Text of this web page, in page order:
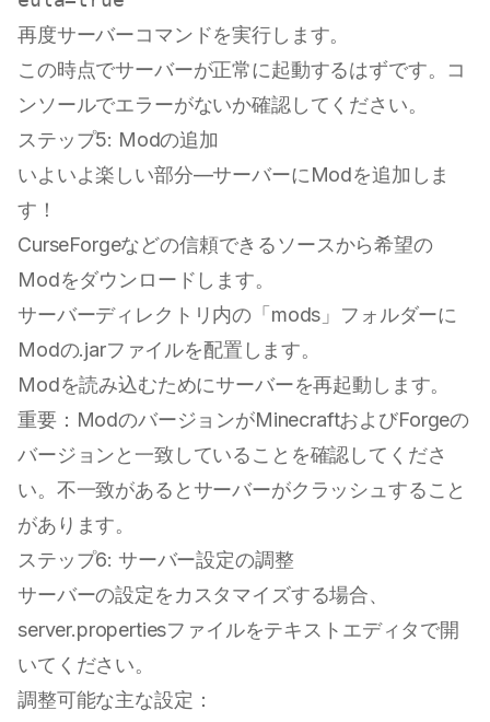
再度サーバーコマンドを実行します。
この時点でサーバーが正常に起動するはずです。コ
ンソールでエラーがないか確認してください。
ステップ5: Modの追加
いよいよ楽しい部分—サーバーにModを追加しま
す！
CurseForgeなどの信頼できるソースから希望の
Modをダウンロードします。
サーバーディレクトリ内の「mods」フォルダーに
Modの.jarファイルを配置します。
Modを読み込むためにサーバーを再起動します。
重要：ModのバージョンがMinecraftおよびForgeの
バージョンと一致していることを確認してくださ
い。不一致があるとサーバーがクラッシュすること
があります。
ステップ6: サーバー設定の調整
サーバーの設定をカスタマイズする場合、
server.propertiesファイルをテキストエディタで開
いてください。
調整可能な主な設定：